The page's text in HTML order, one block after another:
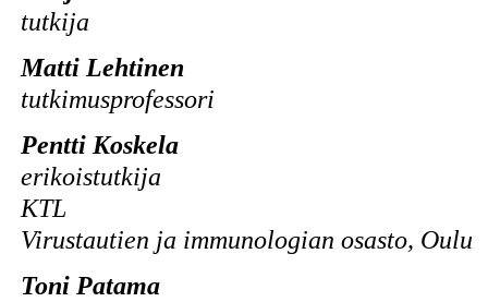
tutkija
Matti Lehtinen
tutkimusprofessori
Pentti Koskela
erikoistutkija
KTL
Virustautien ja immunologian osasto, Oulu
Toni Patama